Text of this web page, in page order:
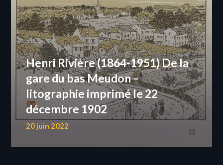
Henri Rivière (1864-1951) De la
gare du bas Meudon –
litographie imprimé le 22
décembre 1902
20 juin 2022